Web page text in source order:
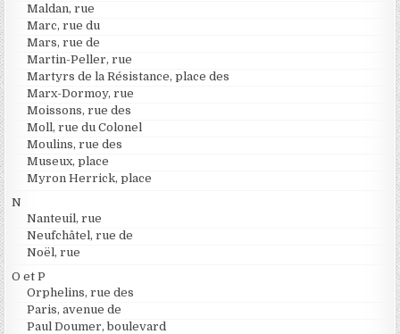
Maldan, rue
Marc, rue du
Mars, rue de
Martin-Peller, rue
Martyrs de la Résistance, place des
Marx-Dormoy, rue
Moissons, rue des
Moll, rue du Colonel
Moulins, rue des
Museux, place
Myron Herrick, place
N
Nanteuil, rue
Neufchâtel, rue de
Noël, rue
O et P
Orphelins, rue des
Paris, avenue de
Paul Doumer, boulevard